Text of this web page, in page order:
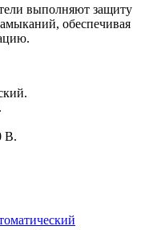
выполняют защиту
обеспечивая
В.